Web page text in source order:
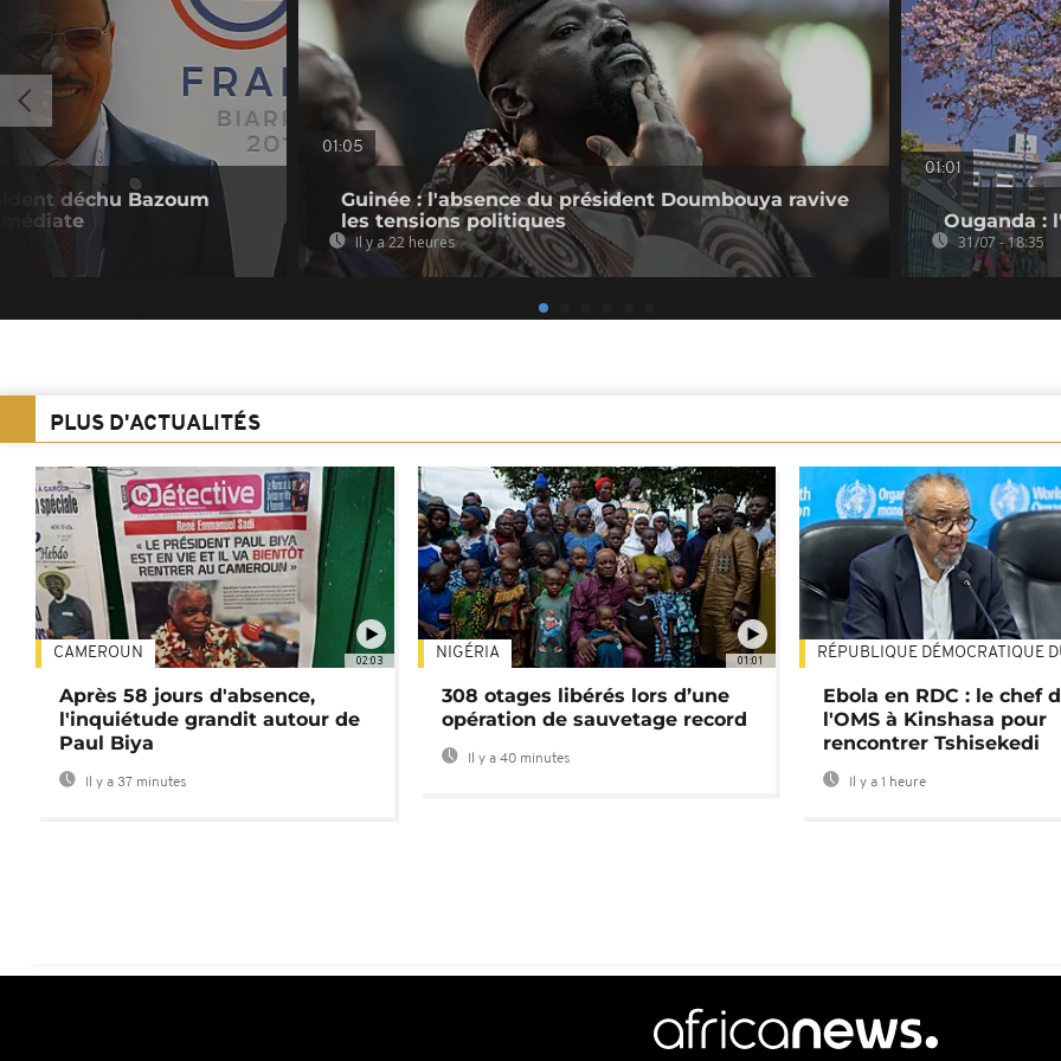
déchu Bazoum
01:05
Guinée : l'absence du président Doumbouya ravive
les tensions politiques
Il y a 22 heures
01:01
Ouganda :
31/07 - 18:35
PLUS D'ACTUALITÉS
02:03
CAMEROUN
Après 58 jours d'absence,
l'inquiétude grandit autour de
Paul Biya
Il y a 37 minutes
01:01
NIGÉRIA
308 otages libérés lors d’une
opération de sauvetage record
Il y a 40 minutes
RÉPUBLIQUE DÉMOCRATIQUE
Ebola en RDC : le chef
l'OMS à Kinshasa pour
rencontrer Tshisekedi
Il y a 1 heure